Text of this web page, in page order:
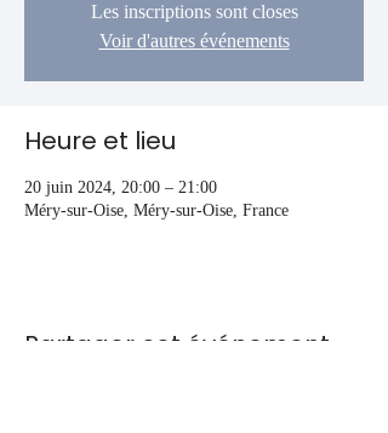
Les inscriptions sont closes
Voir d'autres événements
Heure et lieu
20 juin 2024, 20:00 – 21:00
Méry-sur-Oise, Méry-sur-Oise, France
Partager cet événement